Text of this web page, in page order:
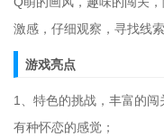
激感，仔细观察，寻找线索
游戏亮点
1、特色的挑战，丰富的闯
有种怀恋的感觉；